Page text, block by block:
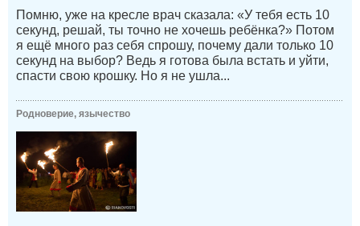
Помню, уже на кресле врач сказала: «У тебя есть 10
секунд, решай, ты точно не хочешь ребёнка?» Потом
я ещё много раз себя спрошу, почему дали только 10
секунд на выбор? Ведь я готова была встать и уйти,
спасти свою крошку. Но я не ушла...
Родноверие, язычество